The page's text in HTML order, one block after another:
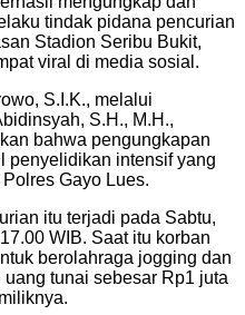
tindak pidana pencurian
Stadion Seribu Bukit,
viral di media sosial.
S.I.K., melalui
S.H., M.H.,
bahwa pengungkapan
penyelidikan intensif yang
Gayo Lues.
itu terjadi pada Sabtu,
WIB. Saat itu korban
berolahraga jogging dan
tunai sebesar Rp1 juta